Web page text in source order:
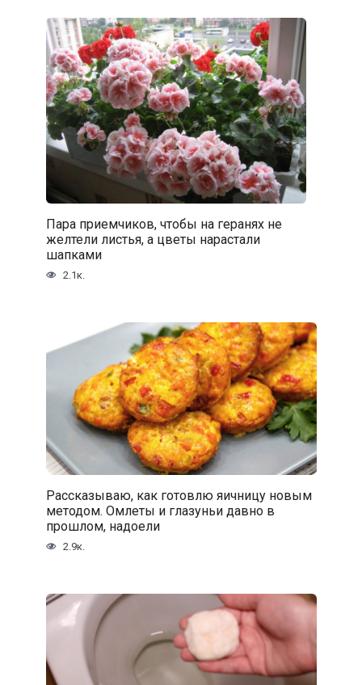
Пара приемчиков, чтобы на геранях не
желтели листья, а цветы нарастали
шапками
2.1к.
Рассказываю, как готовлю яичницу новым
методом. Омлеты и глазуньи давно в
прошлом, надоели
2.9к.